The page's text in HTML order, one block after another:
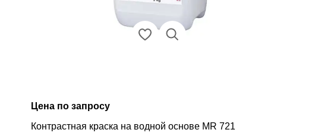
Цена по запросу
Контрастная краска на водной основе MR 721